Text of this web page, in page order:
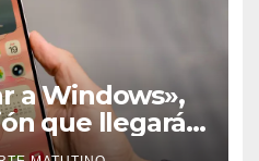
a Windows»,
que llegará
Europa